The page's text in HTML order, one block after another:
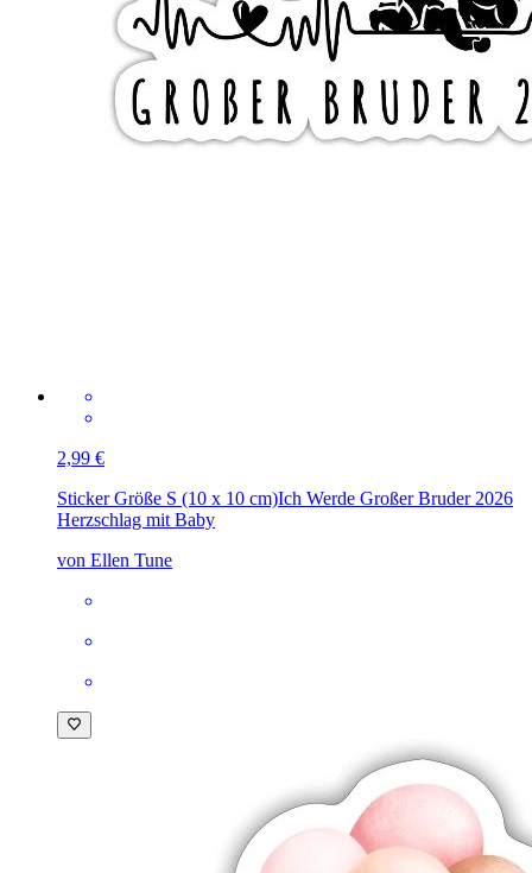
2,99 €
Sticker Größe S (10 x 10 cm)Ich Werde Großer Bruder 2026
Herzschlag mit Baby
von Ellen Tune